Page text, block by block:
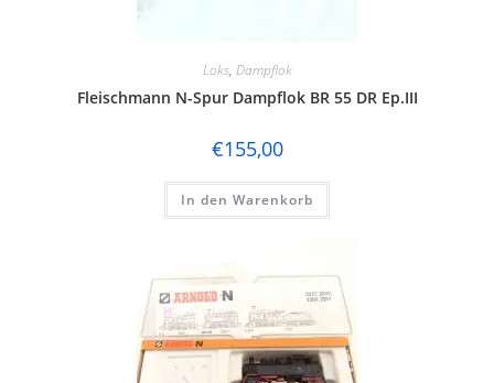
Loks, Dampflok
Fleischmann N-Spur Dampflok BR 55 DR Ep.III
€155,00
In den Warenkorb